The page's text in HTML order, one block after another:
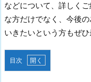
などについて、詳しく
な方だけでなく、今後
いきたいという方もぜひ
目次
1.